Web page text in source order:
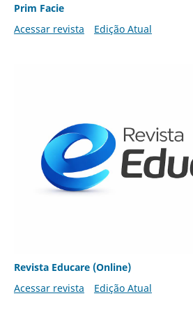
Prim Facie
Acessar revista
Edição Atual
Revista Educare (Online)
Acessar revista
Edição Atual